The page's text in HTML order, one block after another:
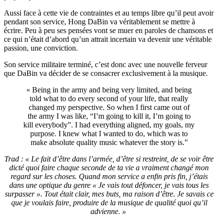
Aussi face à cette vie de contraintes et au temps libre qu’il peut avoir
pendant son service, Hong DaBin va véritablement se mettre à
écrire. Peu à peu ses pensées vont se muer en paroles de chansons et
ce qui n’était d’abord qu’un attrait incertain va devenir une véritable
passion, une conviction.
Son service militaire terminé, c’est donc avec une nouvelle ferveur
que DaBin va décider de se consacrer exclusivement à la musique.
« Being in the army and being very limited, and being
told what to do every second of your life, that really
changed my perspective. So when I first came out of
the army I was like, “I’m going to kill it, I’m going to
kill everybody”. I had everything aligned, my goals, my
purpose. I knew what I wanted to do, which was to
make absolute quality music whatever the story is.”
Trad : « Le fait d’être dans l’armée, d’être si restreint, de se voir être
dicté quoi faire chaque seconde de ta vie a vraiment changé mon
regard sur les choses. Quand mon service a enfin pris fin, j’étais
dans une optique du genre « Je vais tout défoncer, je vais tous les
surpasser ». Tout était clair, mes buts, ma raison d’être. Je savais ce
que je voulais faire, produire de la musique de qualité quoi qu’il
advienne. »